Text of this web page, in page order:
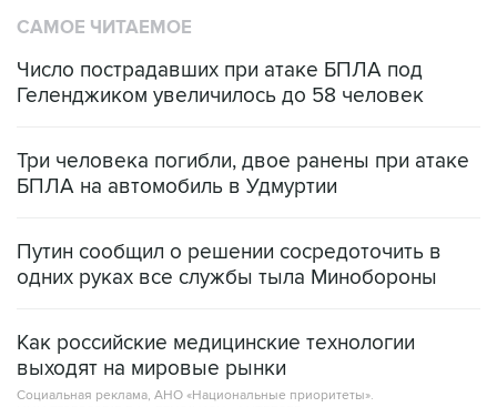
САМОЕ ЧИТАЕМОЕ
Число пострадавших при атаке БПЛА под
Геленджиком увеличилось до 58 человек
Три человека погибли, двое ранены при атаке
БПЛА на автомобиль в Удмуртии
Путин сообщил о решении сосредоточить в
одних руках все службы тыла Минобороны
Как российские медицинские технологии
выходят на мировые рынки
Социальная реклама, АНО «Национальные приоритеты».